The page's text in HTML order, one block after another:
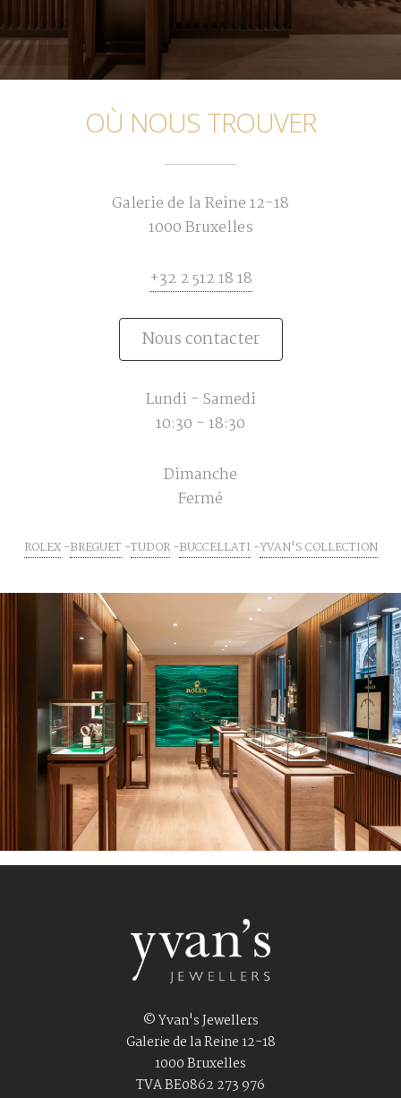
OÙ NOUS TROUVER
Galerie de la Reine 12-18
1000 Bruxelles
+32 2 512 18 18
Nous contacter
Lundi - Samedi
10:30 - 18:30
Dimanche
Fermé
ROLEX BREGUET TUDOR BUCCELLATI YVAN'S COLLECTION
© Yvan's Jewellers
Galerie de la Reine 12-18
1000 Bruxelles
TVA BE0862 273 976